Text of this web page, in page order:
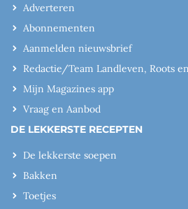
Adverteren
Abonnementen
Aanmelden nieuwsbrief
Redactie/Team Landleven, Roots
Mijn Magazines app
Vraag en Aanbod
DE LEKKERSTE RECEPTEN
De lekkerste soepen
Bakken
Toetjes